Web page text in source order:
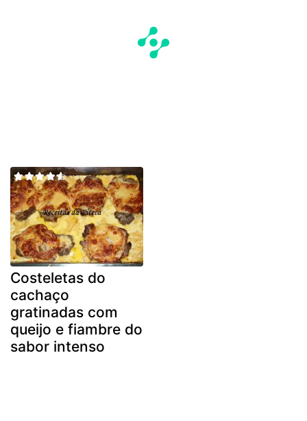
Costeletas do
cachaço
gratinadas com
queijo e fiambre do
sabor intenso